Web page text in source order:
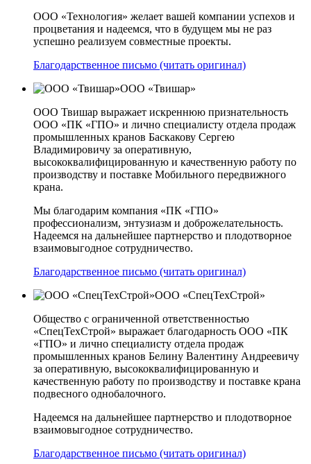
ООО «Технология» желает вашей компании успехов и
процветания и надеемся, что в будущем мы не раз
успешно реализуем совместные проекты.
Благодарственное письмо (читать оригинал)
ООО «Твишар»
ООО Твишар выражает искреннюю признательность
ООО «ПК «ГПО» и лично специалисту отдела продаж
промышленных кранов Баскакову Сергею
Владимировичу за оперативную,
высококвалифицированную и качественную работу по
производству и поставке Мобильного передвижного
крана.
Мы благодарим компания «ПК «ГПО»
профессионализм, энтузиазм и доброжелательность.
Надеемся на дальнейшее партнерство и плодотворное
взаимовыгодное сотрудничество.
Благодарственное письмо (читать оригинал)
ООО «СпецТехСтрой»
Общество с ограниченной ответственностью
«СпецТехСтрой» выражает благодарность ООО «ПК
«ГПО» и лично специалисту отдела продаж
промышленных кранов Белину Валентину Андреевичу
за оперативную, высококвалифицированную и
качественную работу по производству и поставке крана
подвесного однобалочного.
Надеемся на дальнейшее партнерство и плодотворное
взаимовыгодное сотрудничество.
Благодарственное письмо (читать оригинал)